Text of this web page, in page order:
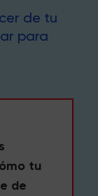
de tu
para
tu
de